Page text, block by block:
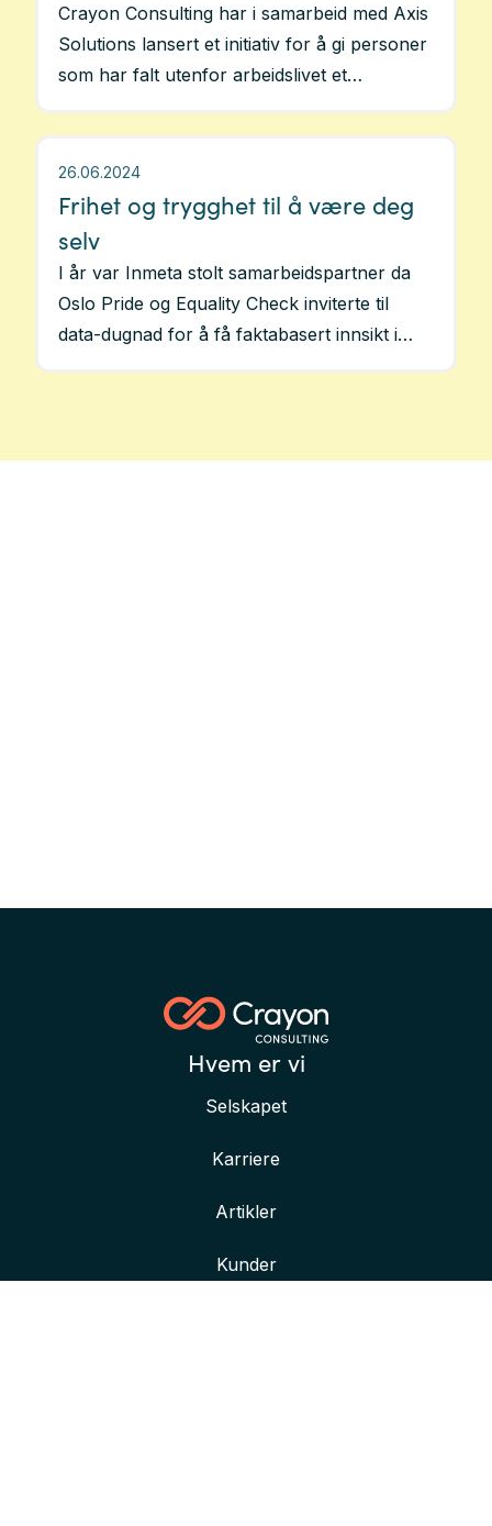
Crayon Consulting har i samarbeid med Axis
Solutions lansert et initiativ for å gi personer
som har falt utenfor arbeidslivet et
programmet tilbyr Crayon Consulting
Academy opplæring, sertifiseringer og
mentortjenester for å sikre en solid
karrierestart.
26.06.2024
Frihet og trygghet til å være deg
selv
I år var Inmeta stolt samarbeidspartner da
Oslo Pride og Equality Check inviterte til
data-dugnad for å få faktabasert innsikt i
undersøkelsen.
Hvem er vi
Selskapet
Karriere
Artikler
Kunder